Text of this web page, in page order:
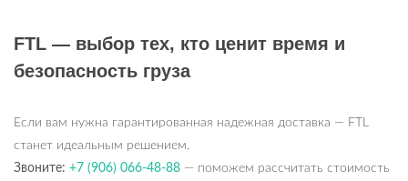
FTL — выбор тех, кто ценит время и
безопасность груза
Если вам нужна гарантированная надежная доставка — FTL
станет идеальным решением.
Звоните: +7 (906) 066-48-88 — поможем рассчитать стоимость